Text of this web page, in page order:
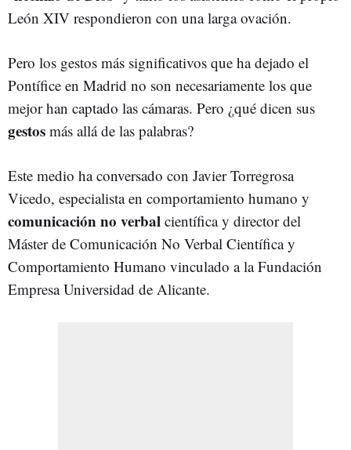
León XIV respondieron con una larga ovación.
Pero los gestos más significativos que ha dejado el
Pontífice en Madrid no son necesariamente los que
mejor han captado las cámaras. Pero ¿qué dicen sus
gestos más allá de las palabras?
Este medio ha conversado con Javier Torregrosa
Vicedo, especialista en comportamiento humano y
comunicación no verbal científica y director del
Máster de Comunicación No Verbal Científica y
Comportamiento Humano vinculado a la Fundación
Empresa Universidad de Alicante.